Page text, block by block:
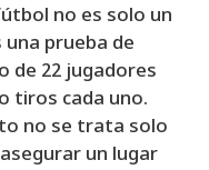
no es solo un
prueba de
de 22 jugadores
tiros cada uno.
no se trata solo
un lugar